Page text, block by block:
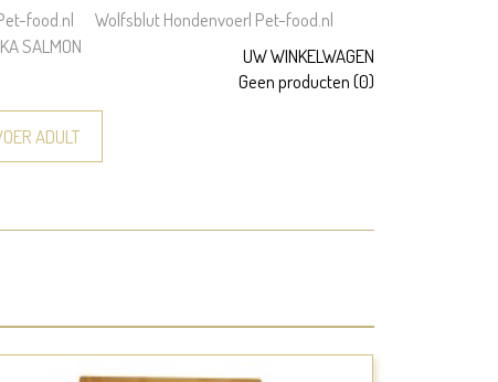
food.nl
Wolfsblut Hondenvoer| Pet-food.nl
SALMON
UW WINKELWAGEN
Geen producten(0)
ADULT